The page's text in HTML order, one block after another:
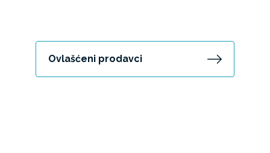
Ovlašćeni prodavci